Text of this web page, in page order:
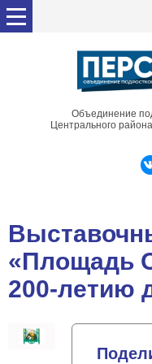
Объединение
Центрального
«Площадь
200-летию